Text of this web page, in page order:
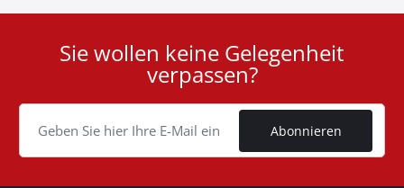
Cookie
Sie wollen keine Gelegenheit
verpassen?
Abonnieren